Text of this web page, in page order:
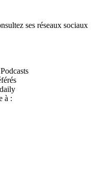
ses réseaux sociaux
à :